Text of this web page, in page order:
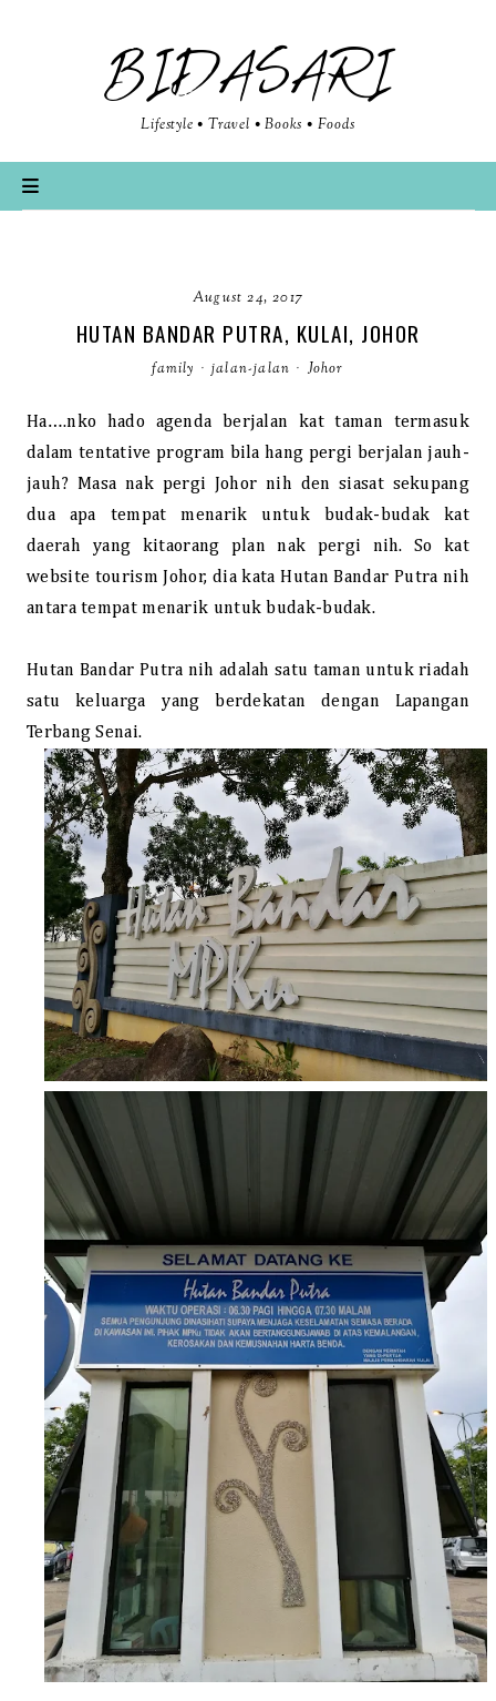
BIDASARI
Lifestyle • Travel • Books • Foods
August 24, 2017
HUTAN BANDAR PUTRA, KULAI, JOHOR
family · jalan-jalan · Johor
Ha….nko hado agenda berjalan kat taman termasuk
dalam tentative program bila hang pergi berjalan jauh-
jauh? Masa nak pergi Johor nih den siasat sekupang
dua apa tempat menarik untuk budak-budak kat
daerah yang kitaorang plan nak pergi nih. So kat
website tourism Johor, dia kata Hutan Bandar Putra nih
antara tempat menarik untuk budak-budak.
Hutan Bandar Putra nih adalah satu taman untuk riadah
satu keluarga yang berdekatan dengan Lapangan
Terbang Senai.